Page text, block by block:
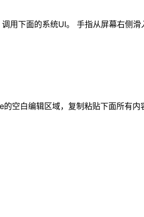
用下面的系统UI。 手指从屏幕右侧滑
空白编辑区域，复制粘贴下面所有内